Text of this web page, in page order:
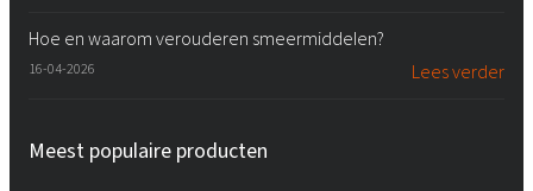
Hoe en waarom verouderen smeermiddelen?
16-04-2026 Lees verder
Meest populaire producten